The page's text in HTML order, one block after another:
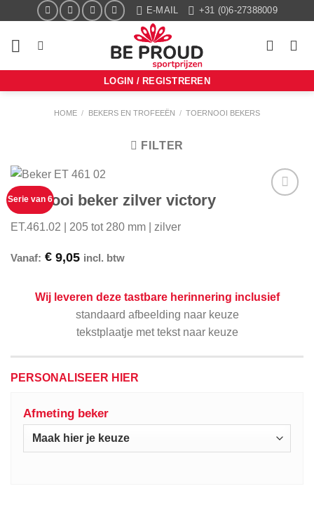
inhoud
E-MAIL +31 (0)6-27388009
LOGIN / REGISTREREN
HOME / BEKERS EN TROFEEËN / TOERNOOI BEKERS
FILTER
Serie van 6
Toernooi beker zilver victory
ET.461.02 | 205 tot 280 mm | zilver
Vanaf: € 9,05 incl. btw
Wij leveren deze tastbare herinnering inclusief
standaard afbeelding naar keuze
tekstplaatje met tekst naar keuze
PERSONALISEER HIER
Afmeting beker